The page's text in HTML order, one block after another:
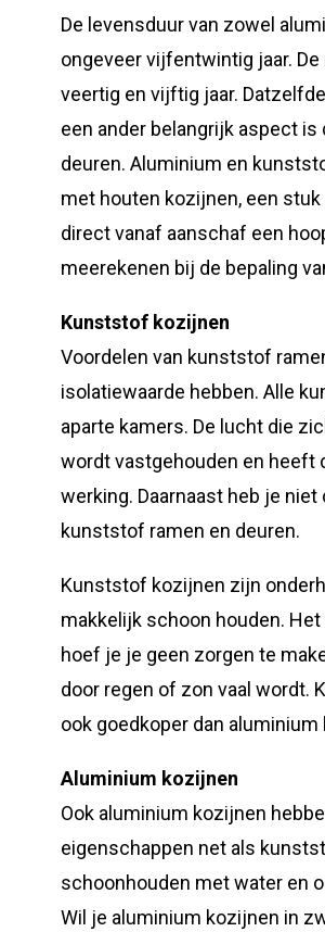
De levensduur van zowel
ongeveer vijfentwintig jaar.
veertig en vijftig jaar.
een ander belangrijk aspect
deuren. Aluminium en
met houten kozijnen, een
direct vanaf aanschaf een
meerekenen bij de bepaling
Kunststof kozijnen
Voordelen van kunststof
isolatiewaarde hebben. Alle
aparte kamers. De lucht die
wordt vastgehouden en heeft
werking. Daarnaast heb je
kunststof ramen en deuren.
Kunststof kozijnen zijn
makkelijk schoon houden.
hoef je je geen zorgen te
door regen of zon vaal wordt.
ook goedkoper dan aluminium
Aluminium kozijnen
Ook aluminium kozijnen
eigenschappen net als
schoonhouden met water en
Wil je aluminium kozijnen in